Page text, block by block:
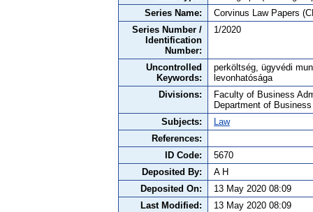
Series Name:
Corvinus Law Papers
Series Number /
Identification
Number:
1/2020
Uncontrolled
Keywords:
perköltség, ügyvédi
levonhatósága
Divisions:
Faculty of Business
Department of
Subjects:
Law
References:
ID Code:
5670
Deposited By:
A H
Deposited On:
13 May 2020 08:09
Last Modified:
13 May 2020 08:09